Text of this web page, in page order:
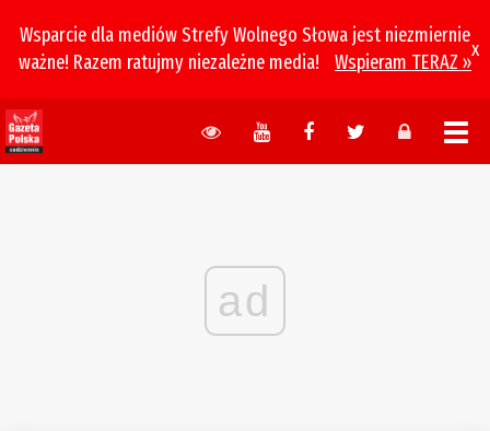
Wsparcie dla mediów Strefy Wolnego Słowa jest niezmiernie
ważne! Razem ratujmy niezależne media!
Wspieram TERAZ »
x
ad